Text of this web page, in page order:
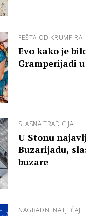
FEŠTA OD KRUMPIRA
Evo kako je
Gramperijadi
SLASNA TRADICIJA
U Stonu
Buzarijadu,
buzare
NAGRADNI NATJEČAJ